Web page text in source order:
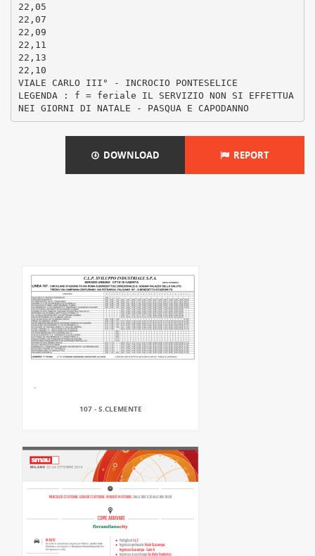
22,05
22,07
22,09
22,11
22,13
22,10
VIALE CARLO III° - INCROCIO PONTESELICE
LEGENDA : f = feriale IL SERVIZIO NON SI EFFETTUA
DOWNLOAD REPORT
107 - S.CLEMENTE